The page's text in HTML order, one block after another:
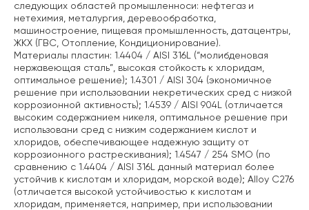
следующих областей промышленноси: нефтегаз и
нетехимия, металургия, деревообработка,
машиностроение, пищевая промышленность, датацентры,
ЖКХ (ГВС, Отопление, Кондиционирование).
Материалы пластин: 1.4404 / AISI 316L (“молибденовая
нержавеющая сталь”, высокая стойкость к хлоридам,
оптимальное решение); 1.4301 / AISI 304 (экономичное
решение при использовании некретических сред с низкой
коррозионной активность); 1.4539 / AISI 904L (отличается
высоким содержанием никеля, оптимальное решение при
использовани сред с низким содержанием кислот и
хлоридов, обеспечивающее надежную защиту от
коррозионного растрескивания); 1.4547 / 254 SMO (по
сравнению с 1.4404 / AISI 316L данный материал более
устойчив к кислотам и хлоридам, морской воде); Alloy C276
(отличается высокой устойчивостью к кислотам и
хлоридам, применяется, например, при использовании